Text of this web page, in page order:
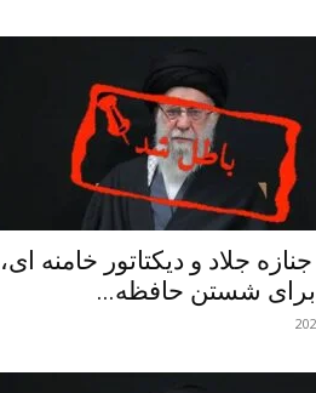
جلاد و دیکتاتور خامنه ای،
شستن حافظه...